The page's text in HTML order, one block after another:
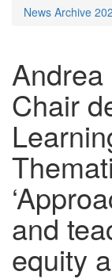
News Archive
Chair
and
equity